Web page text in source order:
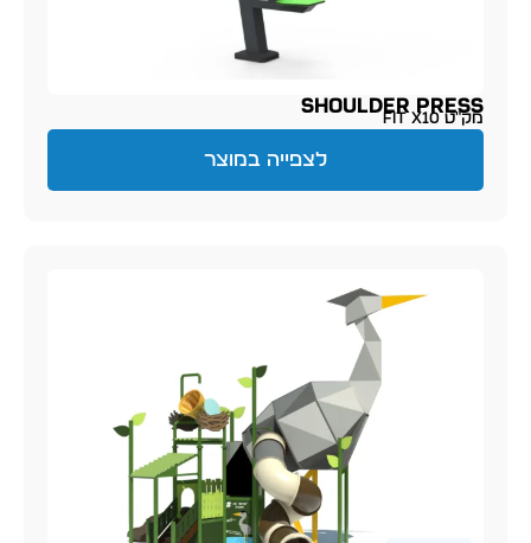
SHOULDER PRESS
מק״ט FIT X10
לצפייה במוצר